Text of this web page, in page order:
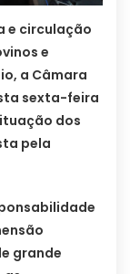
e circulação
e
a Câmara
sexta-feira
dos
pela
grande